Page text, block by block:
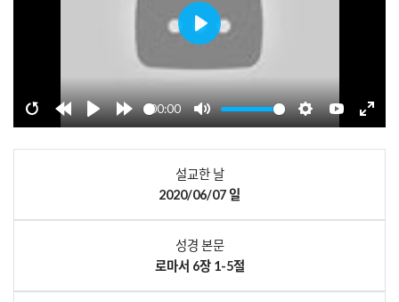
RestartRewind
10s
Play Forward
10s
00:00
Mute SettingsYouTube
Enter
Play
설교한 날
2020/06/07 일
성경 본문
로마서 6장 1-5절